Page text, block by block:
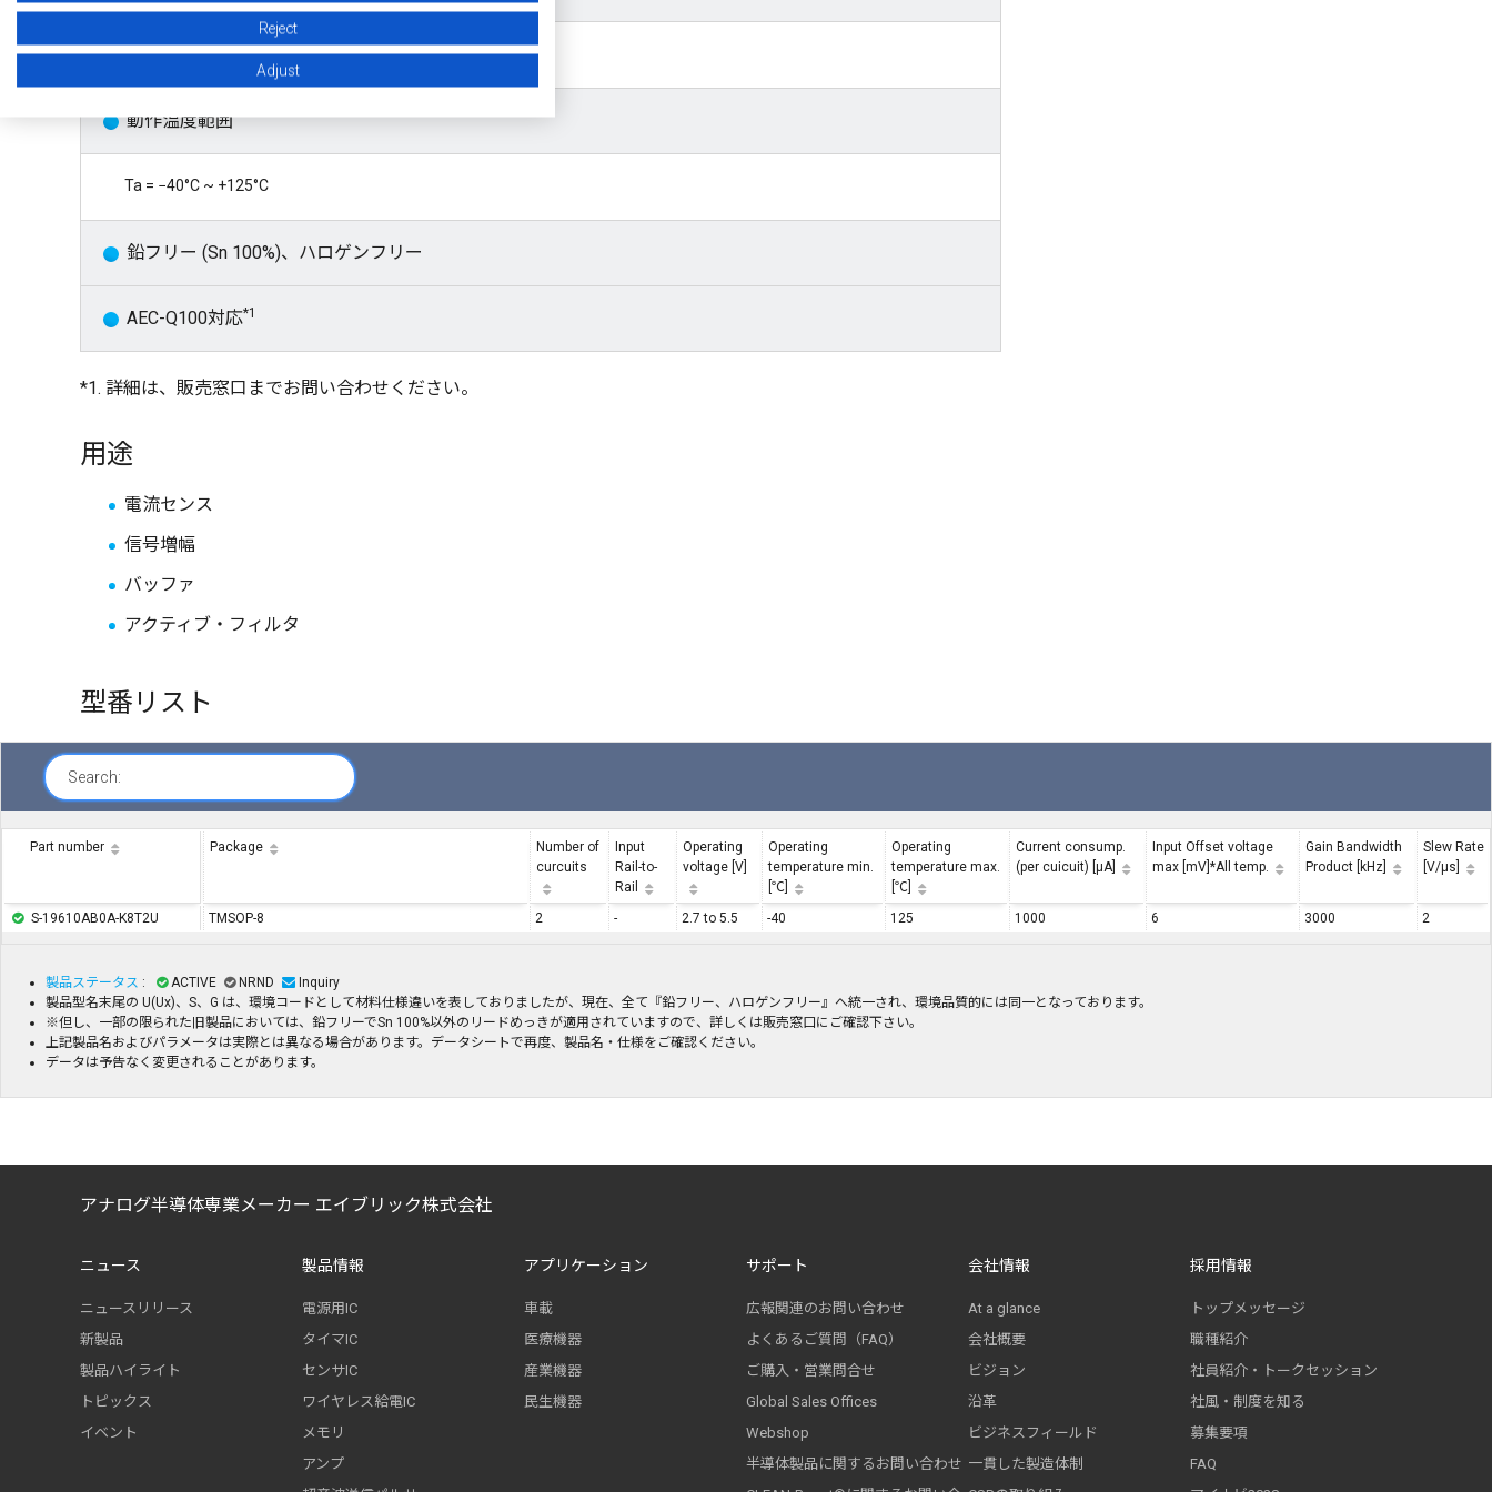
外付け部品が不要
動作温度範囲
Ta = −40°C ~ +125°C
鉛フリー (Sn 100%)、ハロゲンフリー
AEC-Q100対応*1
*1. 詳細は、販売窓口までお問い合わせください。
用途
電流センス
信号増幅
バッファ
アクティブ・フィルタ
型番リスト
Search:
Part number Package
Number of
curcuits
Input
Rail-to-
Rail
Operating
voltage [V]
Operating
temperature min.
[℃]
Operating
temperature max.
[℃]
Current consump.
(per cuicuit) [μA]
Input Offset voltage
max [mV]*All temp.
Gain Bandwidth
Product [kHz]
Slew Rate
[V/μs]
S-19610AB0A-K8T2U TMSOP-8 2 - 2.7 to 5.5 -40 125 1000 6 3000 2
製品ステータス : ACTIVE NRND
Inquiry
製品型名末尾の U(Ux)、S、G は、環境コードとして材料仕様違いを表しておりましたが、現在、全て『鉛フリー、ハロゲンフリー』へ統一され、環境品質的には同一となっております。
※但し、一部の限られた旧製品においては、鉛フリーでSn 100%以外のリードめっきが適用されていますので、詳しくは販売窓口にご確認下さい。
上記製品名およびパラメータは実際とは異なる場合があります。データシートで再度、製品名・仕様をご確認ください。
データは予告なく変更されることがあります。
アナログ半導体専業メーカー エイブリック株式会社
ニュース
ニュースリリース
新製品
製品ハイライト
トピックス
イベント
製品情報
電源用IC
タイマIC
センサIC
ワイヤレス給電IC
メモリ
アンプ
アプリケーション
車載
医療機器
産業機器
民生機器
サポート
広報関連のお問い合わせ
よくあるご質問（FAQ）
ご購入・営業問合せ
Global Sales Offices
Webshop
半導体製品に関するお問い合わせ
会社情報
At a glance
会社概要
ビジョン
沿革
ビジネスフィールド
一貫した製造体制
採用情報
トップメッセージ
職種紹介
社員紹介・トークセッション
社風・制度を知る
募集要項
FAQ
Reject
Adjust